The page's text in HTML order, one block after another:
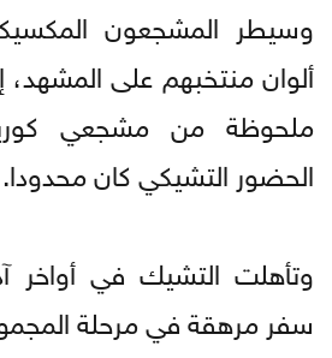
وسيطر المشجعون
ألوان منتخبهم على
ملحوظة من مشجعي
الحضور التشيكي كان محدودا.
وتأهلت التشيك في أواخر
سفر مرهقة في مرحلة